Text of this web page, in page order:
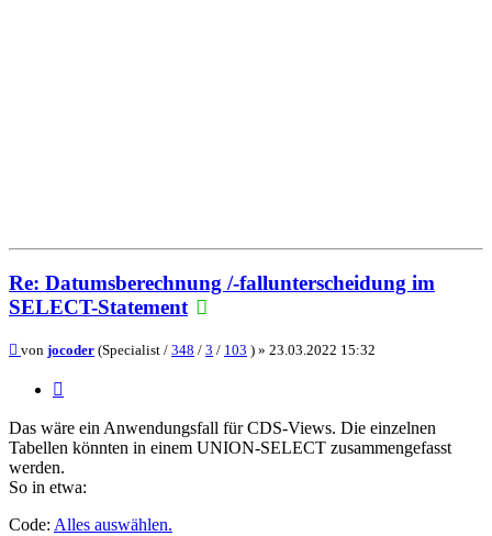
Re: Datumsberechnung /-fallunterscheidung im
SELECT-Statement
Beitrag
von jocoder (Specialist / 348 / 3 / 103 ) » 23.03.2022 15:32
Das wäre ein Anwendungsfall für CDS-Views. Die einzelnen
Tabellen könnten in einem UNION-SELECT zusammengefasst
werden.
So in etwa:
Code: Alles auswählen.